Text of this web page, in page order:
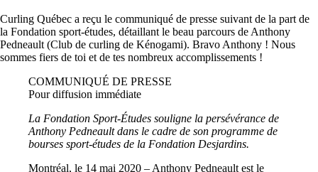
Curling Québec a reçu le communiqué de presse suivant de la part de
la Fondation sport-études, détaillant le beau parcours de Anthony
Pedneault (Club de curling de Kénogami). Bravo Anthony ! Nous
sommes fiers de toi et de tes nombreux accomplissements !
COMMUNIQUÉ DE PRESSE
Pour diffusion immédiate
La Fondation Sport-Études souligne la persévérance de
Anthony Pedneault dans le cadre de son programme de
bourses sport-études de la Fondation Desjardins.
Montréal, le 14 mai 2020 – Anthony Pedneault est le